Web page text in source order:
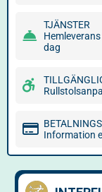
TJÄNSTER
dag
Information